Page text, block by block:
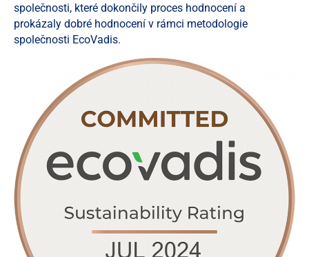
společnosti, které dokončily proces hodnocení a
prokázaly dobré hodnocení v rámci metodologie
společnosti EcoVadis.